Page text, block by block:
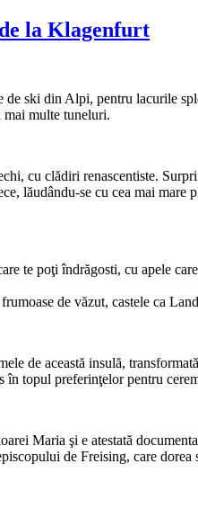
la Klagenfurt
ski din Alpi, pentru lacurile
mai multe tuneluri.
cu clădiri renascentiste.
lăudându-se cu cea mai
te poţi îndrăgosti, cu apele
de văzut, castele ca
de această insulă,
în topul preferinţelor pentru
Maria şi e atestată
de Freising, care dorea